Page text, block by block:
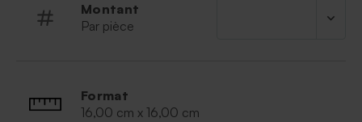
Montant
Par pièce
Format
16,00 cm x 16,00 cm